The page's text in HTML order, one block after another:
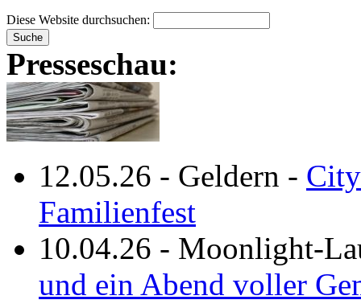
Diese Website durchsuchen:
Presseschau:
12.05.26 - Geldern -
Familienfest
10.04.26 - Moonlight-
und ein Abend voller